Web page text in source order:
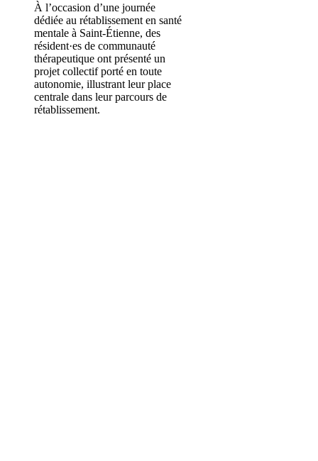
À l’occasion d’une journée
dédiée au rétablissement en santé
mentale à Saint-Étienne, des
résident·es de communauté
thérapeutique ont présenté un
projet collectif porté en toute
autonomie, illustrant leur place
centrale dans leur parcours de
rétablissement.